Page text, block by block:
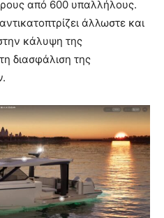
από 600 υπαλλήλους.
άλλωστε και
κάλυψη της
διασφάλιση της